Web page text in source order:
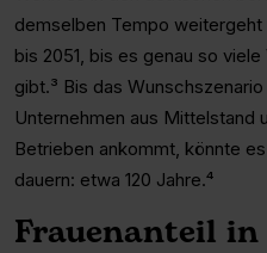
demselben Tempo
bis 2051, bis es genau so
gibt.³ Bis das
Unternehmen aus Mittelstand
Betrieben ankommt, könnte
dauern: etwa 120 Jahre.⁴
Frauenanteil in